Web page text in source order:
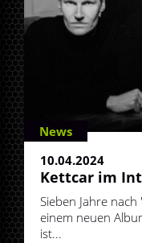
News
10.04.2024
Kettcar im
Sieben Jahre
einem neuen
ist...